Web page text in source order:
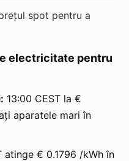
spot pentru a
electricitate pentru
13:00 CEST la €
aparatele mari în
atinge € 0.1796 /kWh în